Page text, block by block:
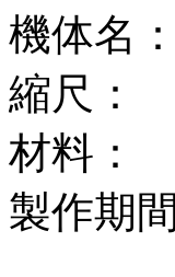
機体名
縮尺：
材料：
製作期